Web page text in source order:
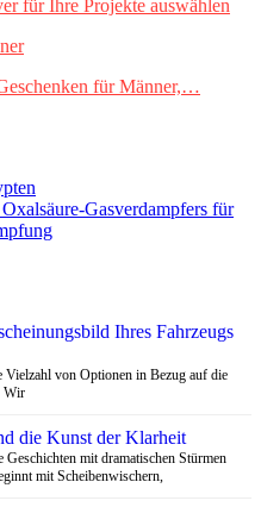
für Ihre Projekte auswählen
für Männer,…
Gasverdampfers für
Ihres Fahrzeugs
Vielzahl von Optionen in Bezug auf die
Wir
die Kunst der Klarheit
mit dramatischen Stürmen
mit Scheibenwischern,